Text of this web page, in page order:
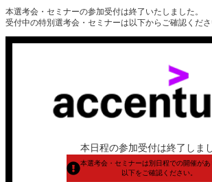
本選考会・セミナーの参加受付は終了いたしました。
受付中の特別選考会・セミナーは以下からご確認くださ
本日程の参加受付は終了しま
本選考会・セミナーは別日程での開催があ
以下をご確認ください。